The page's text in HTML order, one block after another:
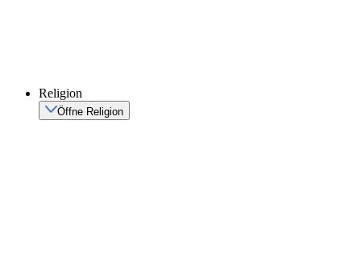
Religion
Öffne Religion